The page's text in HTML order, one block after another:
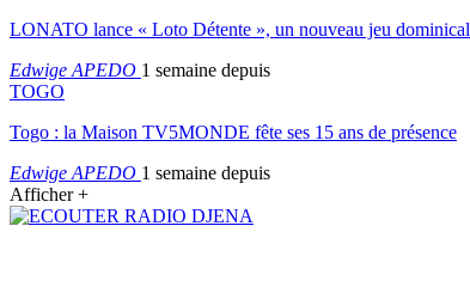
LONATO lance « Loto Détente », un nouveau jeu dominical
Edwige APEDO 1 semaine depuis
TOGO
Togo : la Maison TV5MONDE fête ses 15 ans de présence
Edwige APEDO 1 semaine depuis
Afficher +